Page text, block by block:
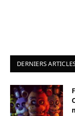
DERNIERS